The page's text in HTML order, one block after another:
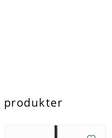
produkter